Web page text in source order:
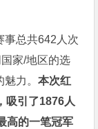
事总共642人次
家/地区的选
魅力。本次红
吸引了1876人
高的一笔冠军